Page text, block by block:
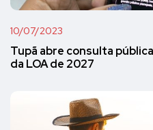
10/07/2023
Tupã abre consulta
da LOA de 2027